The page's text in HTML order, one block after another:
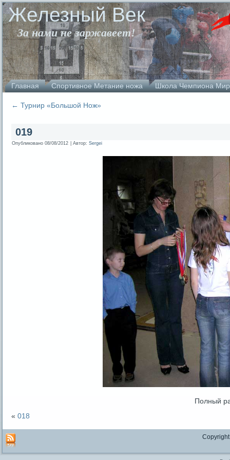
Железный Век
За нами не заржавеет!
Главная Спортивное Метание ножа Школа Чемпиона
← Турнир «Большой Нож»
019
Опубликовано 08/08/2012 Автор: Sergei
Полный
« 018